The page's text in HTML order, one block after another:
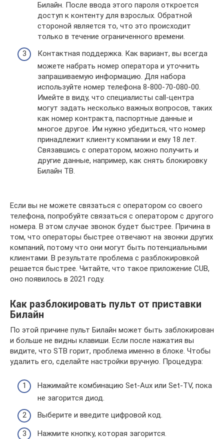
Билайн. После ввода этого пароля откроется
доступ к контенту для взрослых. Обратной
стороной является то, что это происходит
только в течение ограниченного времени.
Контактная поддержка. Как вариант, вы всегда
можете набрать номер оператора и уточнить
запрашиваемую информацию. Для набора
используйте номер телефона 8-800-70-080-00.
Имейте в виду, что специалисты call-центра
могут задать несколько важных вопросов, таких
как номер контракта, паспортные данные и
многое другое. Им нужно убедиться, что номер
принадлежит клиенту компании и ему 18 лет.
Связавшись с оператором, можно получить и
другие данные, например, как снять блокировку
Билайн ТВ.
Если вы не можете связаться с оператором со своего
телефона, попробуйте связаться с оператором с другого
номера. В этом случае звонок будет быстрее. Причина в
том, что операторы быстрее отвечают на звонки других
компаний, потому что они могут быть потенциальными
клиентами. В результате проблема с разблокировкой
решается быстрее. Читайте, что такое приложение CUB,
оно появилось в 2021 году.
Как разблокировать пульт от приставки
Билайн
По этой причине пульт Билайн может быть заблокирован
и больше не видны клавиши. Если после нажатия вы
видите, что STB горит, проблема именно в блоке. Чтобы
удалить его, сделайте настройки вручную. Процедура:
Нажимайте комбинацию Set-Aux или Set-TV, пока
не загорится диод.
Выберите и введите цифровой код.
Нажмите кнопку, которая загорится.